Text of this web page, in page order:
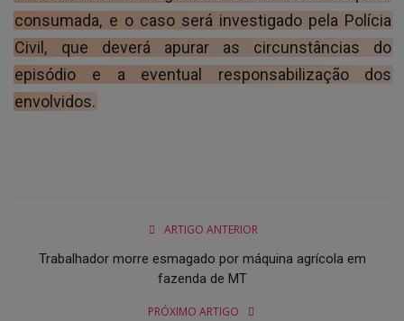
consumada, e o caso será investigado pela Polícia
Civil, que deverá apurar as circunstâncias do
episódio e a eventual responsabilização dos
envolvidos.
ARTIGO ANTERIOR
Trabalhador morre esmagado por máquina agrícola em
fazenda de MT
PRÓXIMO ARTIGO